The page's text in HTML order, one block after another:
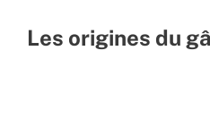
Les origines du